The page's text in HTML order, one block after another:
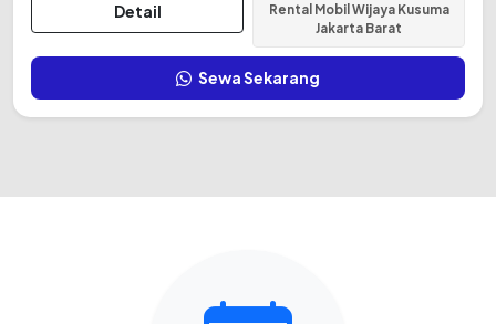
Detail
Rental Mobil Wijaya Kusuma
Jakarta Barat
Sewa Sekarang